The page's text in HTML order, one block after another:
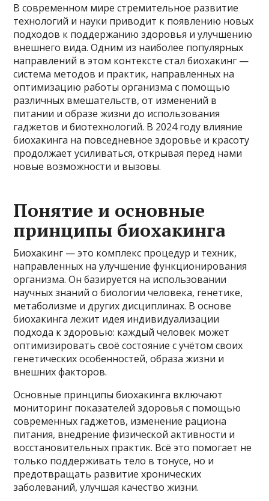
В современном мире стремительное развитие
технологий и науки приводит к появлению новых
подходов к поддержанию здоровья и улучшению
внешнего вида. Одним из наиболее популярных
направлений в этом контексте стал биохакинг —
система методов и практик, направленных на
оптимизацию работы организма с помощью
различных вмешательств, от изменений в
питании и образе жизни до использования
гаджетов и биотехнологий. В 2024 году влияние
биохакинга на повседневное здоровье и красоту
продолжает усиливаться, открывая перед нами
новые возможности и вызовы.
Понятие и основные
принципы биохакинга
Биохакинг — это комплекс процедур и техник,
направленных на улучшение функционирования
организма. Он базируется на использовании
научных знаний о биологии человека, генетике,
метаболизме и других дисциплинах. В основе
биохакинга лежит идея индивидуализации
подхода к здоровью: каждый человек может
оптимизировать своё состояние с учётом своих
генетических особенностей, образа жизни и
внешних факторов.
Основные принципы биохакинга включают
мониторинг показателей здоровья с помощью
современных гаджетов, изменение рациона
питания, внедрение физической активности и
восстановительных практик. Всё это помогает не
только поддерживать тело в тонусе, но и
предотвращать развитие хронических
заболеваний, улучшая качество жизни.